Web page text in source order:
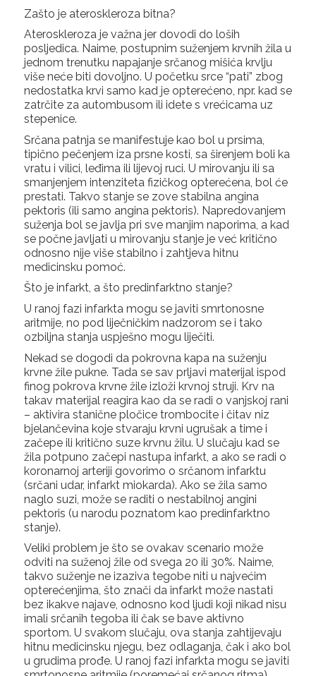
Zašto je ateroskleroza bitna?
Ateroskleroza je važna jer dovodi do loših
posljedica. Naime, postupnim suženjem krvnih žila u
jednom trenutku napajanje srčanog mišića krvlju
više neće biti dovoljno. U početku srce “pati” zbog
nedostatka krvi samo kad je opterećeno, npr. kad se
zatrčite za autombusom ili idete s vrećicama uz
stepenice.
Srčana patnja se manifestuje kao bol u prsima,
tipično pečenjem iza prsne kosti, sa širenjem boli ka
vratu i vilici, leđima ili lijevoj ruci. U mirovanju ili sa
smanjenjem intenziteta fizičkog opterećena, bol će
prestati. Takvo stanje se zove stabilna angina
pektoris (ili samo angina pektoris). Napredovanjem
suženja bol se javlja pri sve manjim naporima, a kad
se počne javljati u mirovanju stanje je već kritično
odnosno nije više stabilno i zahtjeva hitnu
medicinsku pomoć.
Što je infarkt, a što predinfarktno stanje?
U ranoj fazi infarkta mogu se javiti smrtonosne
aritmije, no pod liječničkim nadzorom se i tako
ozbiljna stanja uspješno mogu liječiti.
Nekad se dogodi da pokrovna kapa na suženju
krvne žile pukne. Tada se sav prljavi materijal ispod
finog pokrova krvne žile izloži krvnoj struji. Krv na
takav materijal reagira kao da se radi o vanjskoj rani
– aktivira stanične pločice trombocite i čitav niz
bjelančevina koje stvaraju krvni ugrušak a time i
začepe ili kritično suze krvnu žilu. U slučaju kad se
žila potpuno začepi nastupa infarkt, a ako se radi o
koronarnoj arteriji govorimo o srčanom infarktu
(srčani udar, infarkt miokarda). Ako se žila samo
naglo suzi, može se raditi o nestabilnoj angini
pektoris (u narodu poznatom kao predinfarktno
stanje).
Veliki problem je što se ovakav scenario može
odviti na suženoj žile od svega 20 ili 30%. Naime,
takvo suženje ne izaziva tegobe niti u najvećim
opterećenjima, što znači da infarkt može nastati
bez ikakve najave, odnosno kod ljudi koji nikad nisu
imali srčanih tegoba ili čak se bave aktivno
sportom. U svakom slučaju, ova stanja zahtijevaju
hitnu medicinsku njegu, bez odlaganja, čak i ako bol
u grudima prođe. U ranoj fazi infarkta mogu se javiti